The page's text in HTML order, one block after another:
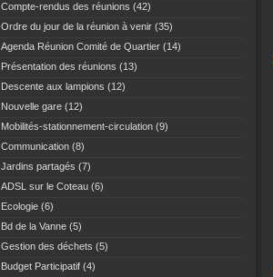
Compte-rendus des réunions (42)
Ordre du jour de la réunion à venir (35)
Agenda Réunion Comité de Quartier (14)
Présentation des réunions (13)
Descente aux lampions (12)
Nouvelle gare (12)
Mobilités-stationnement-circulation (9)
Communication (8)
Jardins partagés (7)
ADSL sur le Coteau (6)
Ecologie (6)
Bd de la Vanne (5)
Gestion des déchets (5)
Budget Participatif (4)